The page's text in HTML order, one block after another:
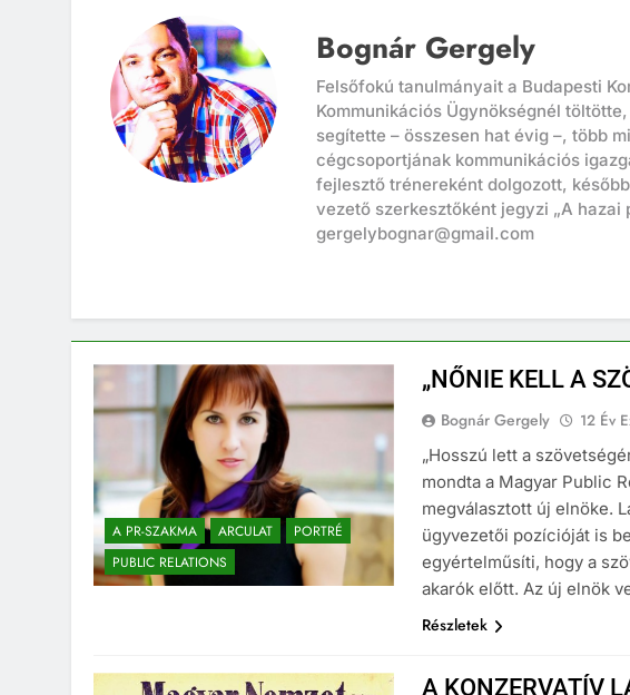
Bognár Gergely
Felsőfokú tanulmányait a Budapesti
Kommunikációs Ügynökségnél
segítette – összesen hat évig –, több
cégcsoportjának kommunikációs
fejlesztő trénereként dolgozott,
vezető szerkesztőként jegyzi „A
gergelybognar@gmail.com
A PR-SZAKMA ARCULAT
PORTRÉ
PUBLIC RELATIONS
„NŐNIE KELL A
Bognár Gergely 12 Év
„Hosszú lett a
mondta a Magyar Public
megválasztott új elnöke.
ügyvezetői pozícióját is
egyértelműsíti, hogy a
akarók előtt. Az új elnök
Részletek